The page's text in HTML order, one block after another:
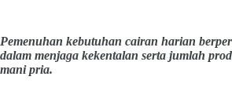
Pemenuhan kebutuhan cairan harian
dalam menjaga kekentalan serta jumlah
mani pria.